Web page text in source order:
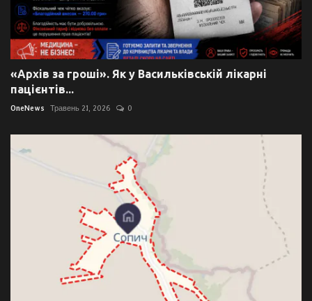
«Архів за гроші». Як у Васильківській лікарні
пацієнтів...
OneNews Травень 21, 2026 0